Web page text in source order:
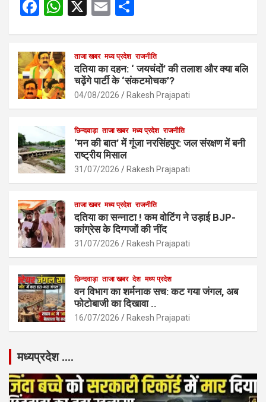
F
b
o
o
W
s
A
p
p
X
E
e
ताजा खबर मध्य प्रदेश राजनीति
दतिया का दहन: ‘ जयचंदों’ की तलाश और क्या बलि
चढ़ेंगे पार्टी के ‘संकटमोचक’?
04/08/2026 Rakesh Prajapati
छिन्दवाड़ा ताजा खबर मध्य प्रदेश राजनीति
‘मन की बात’ में गूंजा नरसिंहपुर: जल संरक्षण में बनी
राष्ट्रीय मिसाल
31/07/2026 Rakesh Prajapati
ताजा खबर मध्य प्रदेश राजनीति
दतिया का सन्नाटा ! कम वोटिंग ने उड़ाई BJP-
कांग्रेस के दिग्गजों की नींद
31/07/2026 Rakesh Prajapati
छिन्दवाड़ा ताजा खबर देश मध्य प्रदेश
वन विभाग का शर्मनाक सच: कट गया जंगल, अब
फोटोबाजी का दिखावा ..
16/07/2026 Rakesh Prajapati
मध्यप्रदेश ….